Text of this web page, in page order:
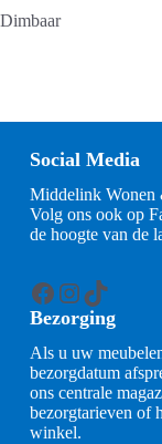
Dimbaar
Social Media
Middelink Wonen
Volg ons ook op
de hoogte van de
Facebook
Instagram
TikTok
Bezorging
Als u uw
bezorgdatum
ons centrale
bezorgtarieven of
winkel.